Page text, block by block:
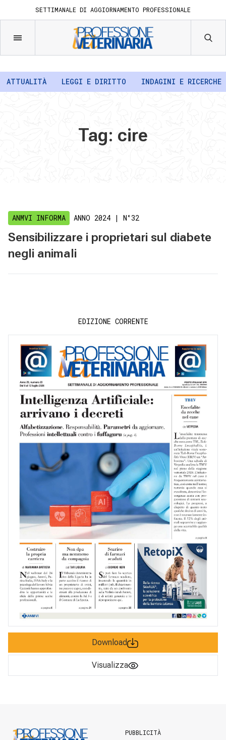
SETTIMANALE DI AGGIORNAMENTO PROFESSIONALE
ATTUALITÀ LEGGI E DIRITTO INDAGINI E RICERCHE
Tag: cire
ANMVI INFORMA ANNO 2024 | N°32
Sensibilizzare i proprietari sul diabete
negli animali
EDIZIONE CORRENTE
Download
Visualizza
PUBBLICITÀ